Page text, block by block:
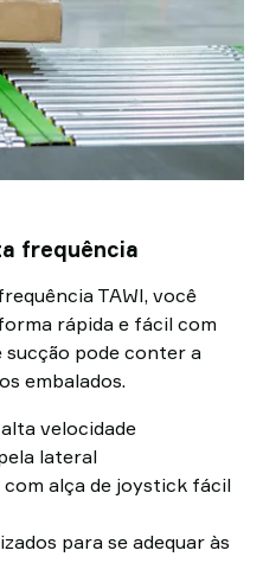
frequência
TAWI, você
rápida e fácil com
sucção pode conter a
embalados.
velocidade
lateral
com alça de joystick fácil
para se adequar às